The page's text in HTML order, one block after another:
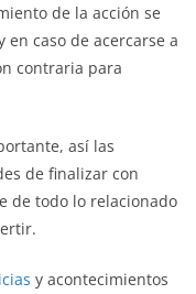
de la acción se
caso de acercarse a
contraria para
así las
de finalizar con
de todo lo relacionado
y acontecimientos